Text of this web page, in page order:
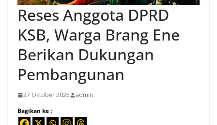
Reses Anggota DPRD
KSB, Warga Brang Ene
Berikan Dukungan
Pembangunan
27 Oktober 2025
admin
Bagikan ke :